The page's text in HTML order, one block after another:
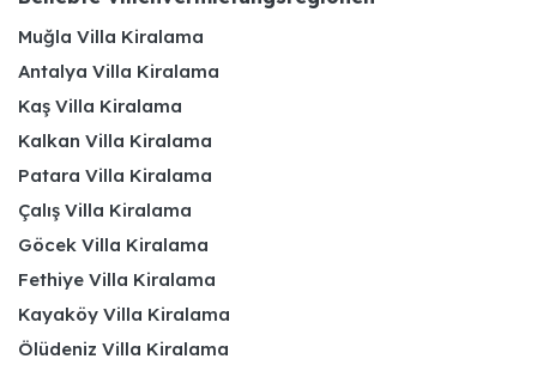
Muğla Villa Kiralama
Antalya Villa Kiralama
Kaş Villa Kiralama
Kalkan Villa Kiralama
Patara Villa Kiralama
Çalış Villa Kiralama
Göcek Villa Kiralama
Fethiye Villa Kiralama
Kayaköy Villa Kiralama
Ölüdeniz Villa Kiralama